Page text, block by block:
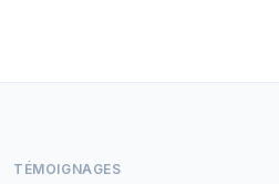
TÉMOIGNAGES